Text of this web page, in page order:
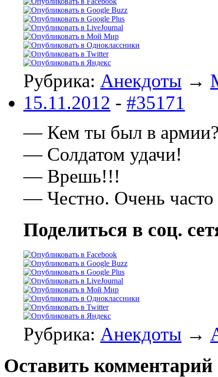
Рубрика: Анекдоты →
15.11.2012 - #35171
— Кем ты был в
— Солдатом удачи!
— Врешь!!!
— Честно. Очень часто
Поделиться в соц.
Рубрика: Анекдоты →
Оставить комментарий